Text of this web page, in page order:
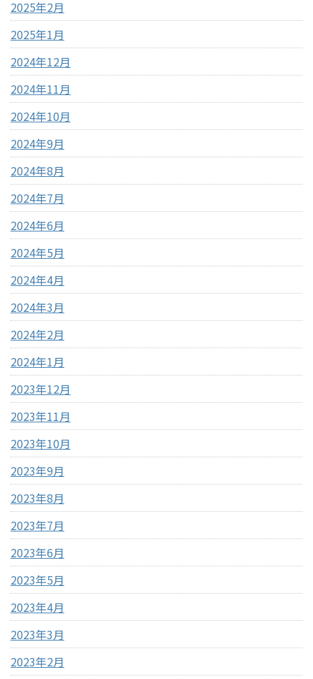
2025年2月
2025年1月
2024年12月
2024年11月
2024年10月
2024年9月
2024年8月
2024年7月
2024年6月
2024年5月
2024年4月
2024年3月
2024年2月
2024年1月
2023年12月
2023年11月
2023年10月
2023年9月
2023年8月
2023年7月
2023年6月
2023年5月
2023年4月
2023年3月
2023年2月